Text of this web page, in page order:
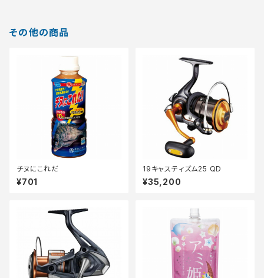
その他の商品
チヌにこれだ
¥701
19キャスティズム25 QD
¥35,200